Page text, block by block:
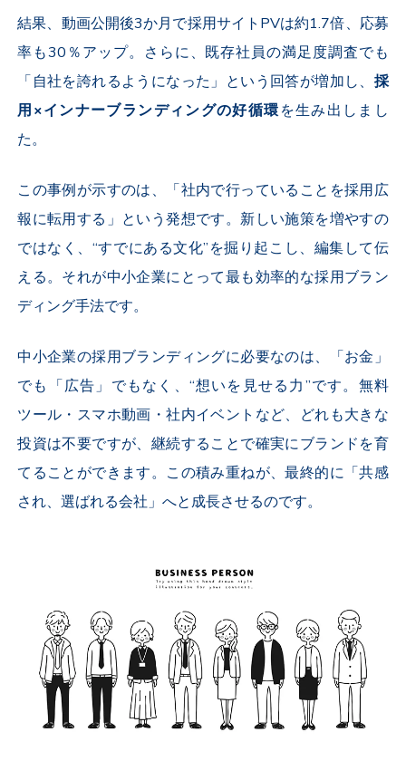
結果、動画公開後3か月で採用サイト PVは約1.7倍、応募
率も30 ％アップ。さらに、既存社員の満足度調査でも
「自社を誇れるようになった」という回答が増加し、 採
用×インナーブランディングの好循環を生み出しまし
た。
この事例が示すのは、「社内で行っていることを採用広
報に転用する」という発想です。新しい施策を増やすの
ではなく、“すでにある文化”を掘り起こし、編集して伝
える。それが中小企業にとって最も効率的な採用ブラン
ディング手法です。
中小企業の採用ブランディングに必要なのは、「お金」
でも「広告」でもなく、“想いを見せる力”です。無料
ツール・スマホ動画・社内イベントなど、どれも大きな
投資は不要ですが、継続することで確実にブランドを育
てることができます。この積み重ねが、最終的に「共感
され、選ばれる会社」へと成長させるのです。